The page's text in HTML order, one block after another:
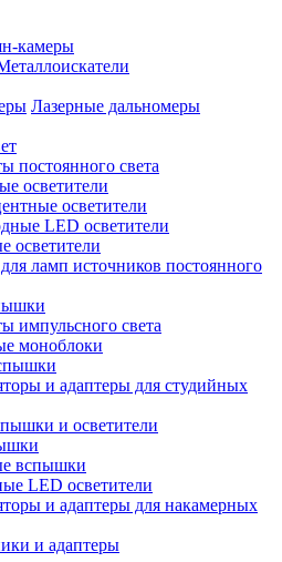
камеры
Лазерные дальномеры
постоянного света
осветители
осветители
LED осветители
осветители
ламп источников постоянного
импульсного света
моноблоки
и адаптеры для студийных
и осветители
вспышки
LED осветители
и адаптеры для накамерных
и адаптеры